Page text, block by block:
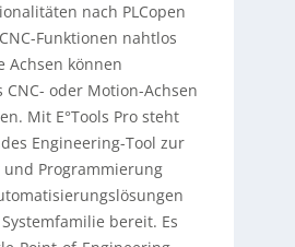
nach PLCopen
Funktionen nahtlos
Achsen können
CNC- oder Motion-Achsen
Mit E°Tools Pro steht
Engineering-Tool zur
und Programmierung
bereit. Es